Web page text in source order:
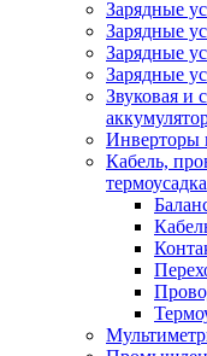
Зарядные
Зарядные
Зарядные
Зарядные
Звуковая и
Инверторы
Кабель,
термоусадка